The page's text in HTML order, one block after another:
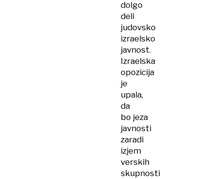
dolgo
deli
judovsko
izraelsko
javnost.
Izraelska
opozicija
je
upala,
da
bo jeza
javnosti
zaradi
izjem
verskih
skupnosti